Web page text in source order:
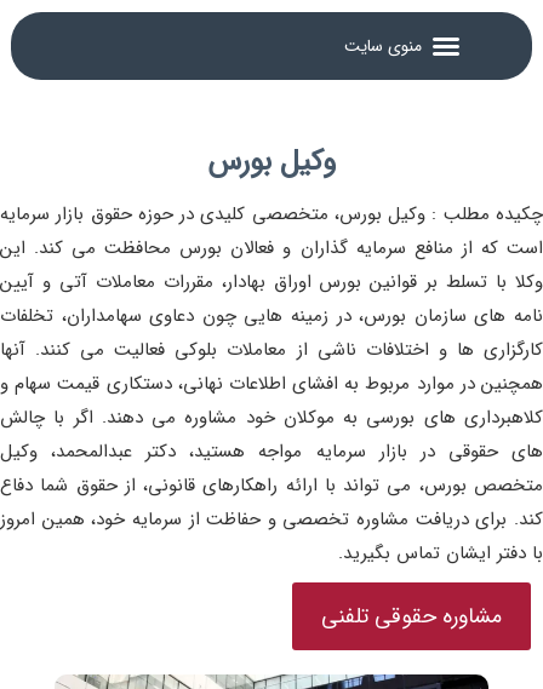
وکیل بورس
چکیده مطلب : وکیل بورس، متخصصی کلیدی در حوزه حقوق بازار سرمایه
است که از منافع سرمایه گذاران و فعالان بورس محافظت می کند. این
وکلا با تسلط بر قوانین بورس اوراق بهادار، مقررات معاملات آتی و آیین
نامه های سازمان بورس، در زمینه هایی چون دعاوی سهامداران، تخلفات
کارگزاری ها و اختلافات ناشی از معاملات بلوکی فعالیت می کنند. آنها
همچنین در موارد مربوط به افشای اطلاعات نهانی، دستکاری قیمت سهام و
کلاهبرداری های بورسی به موکلان خود مشاوره می دهند. اگر با چالش
های حقوقی در بازار سرمایه مواجه هستید، دکتر عبدالمحمد، وکیل
متخصص بورس، می تواند با ارائه راهکارهای قانونی، از حقوق شما دفاع
کند. برای دریافت مشاوره تخصصی و حفاظت از سرمایه خود، همین امروز
با دفتر ایشان تماس بگیرید.
مشاوره حقوقی تلفنی